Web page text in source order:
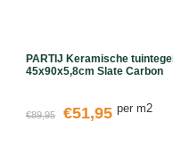
PARTIJ Keramische tuintegel
45x90x5,8cm Slate Carbon
€89,95 €51,95 per m2